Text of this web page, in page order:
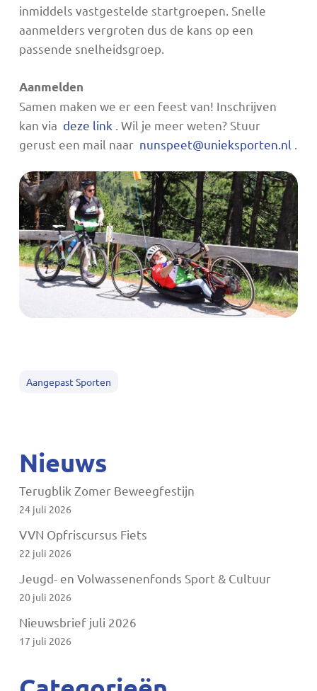
inmiddels vastgestelde startgroepen. Snelle
aanmelders vergroten dus de kans op een
passende snelheidsgroep.
Aanmelden
Samen maken we er een feest van! Inschrijven
kan via deze link . Wil je meer weten? Stuur
gerust een mail naar nunspeet@unieksporten.nl
Aangepast Sporten
Nieuws
Terugblik Zomer Beweegfestijn
24 juli 2026
VVN Opfriscursus Fiets
22 juli 2026
Jeugd- en Volwassenenfonds Sport & Cultuur
20 juli 2026
Nieuwsbrief juli 2026
17 juli 2026